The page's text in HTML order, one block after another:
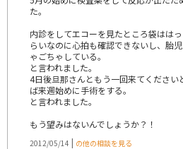
た。
内診をしてエコーを見たところ袋はは
らいなのに心拍も確認できないし、胎
ゃごちゃしている。
と言われました。
4日後旦那さんともう一回来てください
ば来週始めに手術をする。
と言われました。
もう望みはないんでしょうか？！
2012/05/14 | の他の相談を見る